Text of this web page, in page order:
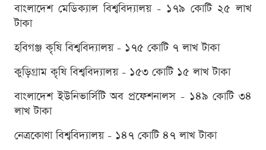
বাংলাদেশ মেডিক্যাল বিশ্ববিদ্যালয় - ১৭৯ কোটি ২৫ লাখ
টাকা
হবিগঞ্জ কৃষি বিশ্ববিদ্যালয় - ১৭৫ কোটি ৭ লাখ টাকা
কুড়িগ্রাম কৃষি বিশ্ববিদ্যালয় - ১৫৩ কোটি ১৫ লাখ টাকা
বাংলাদেশ ইউনিভার্সিটি অব প্রফেশনালস - ১৪৯ কোটি ৩৪
লাখ টাকা
নেত্রকোণা বিশ্ববিদ্যালয় - ১৪৭ কোটি ৪৭ লাখ টাকা